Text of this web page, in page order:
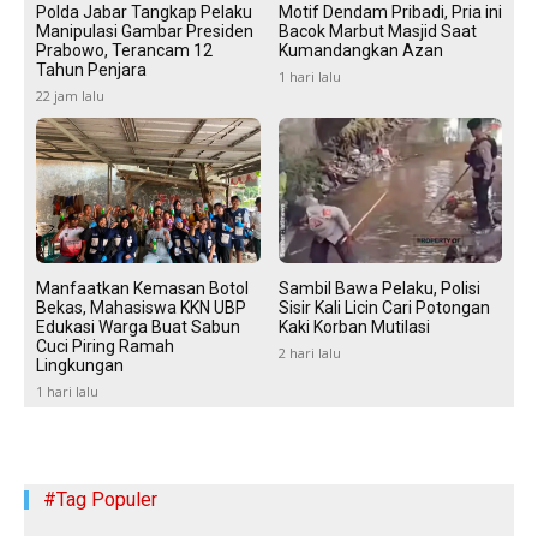
Polda Jabar Tangkap Pelaku
Manipulasi Gambar Presiden
Prabowo, Terancam 12
Tahun Penjara
22 jam lalu
Motif Dendam Pribadi, Pria ini
Bacok Marbut Masjid Saat
Kumandangkan Azan
1 hari lalu
Manfaatkan Kemasan Botol
Bekas, Mahasiswa KKN UBP
Edukasi Warga Buat Sabun
Cuci Piring Ramah
Lingkungan
1 hari lalu
Sambil Bawa Pelaku, Polisi
Sisir Kali Licin Cari Potongan
Kaki Korban Mutilasi
2 hari lalu
#Tag Populer